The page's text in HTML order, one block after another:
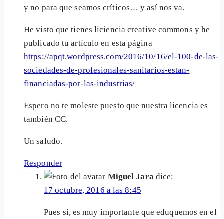
y no para que seamos críticos… y así nos va.
He visto que tienes liciencia creative commons y he
publicado tu artículo en esta página
https://apqt.wordpress.com/2016/10/16/el-100-de-las-
sociedades-de-profesionales-sanitarios-estan-
financiadas-por-las-industrias/
Espero no te moleste puesto que nuestra licencia es
también CC.
Un saludo.
Responder
Miguel Jara dice:
17 octubre, 2016 a las 8:45
Pues sí, es muy importante que eduquemos en el